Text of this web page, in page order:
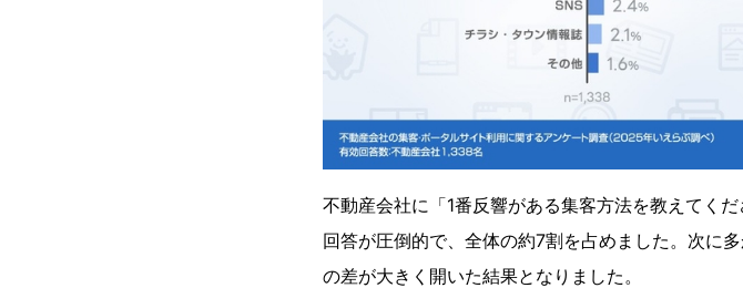
不動産会社に「1番反響がある集客方法を教えてく
回答が圧倒的で、全体の約7割を占めました。次に
の差が大きく開いた結果となりました。